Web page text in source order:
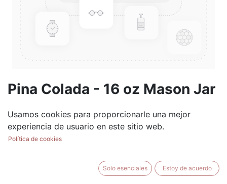
Pina Colada - 16 oz Mason Jar
$17.99
AÑADIR AL CARRITO BUY NOW
Usamos cookies para proporcionarle una mejor
experiencia de usuario en este sitio web.
Política de cookies
Solo esenciales Estoy de acuerdo